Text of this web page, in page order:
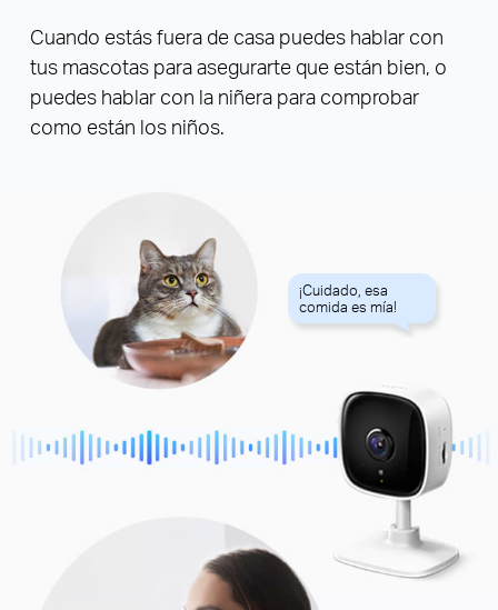
Cuando estás fuera de casa puedes hablar con
tus mascotas para asegurarte que están bien, o
puedes hablar con la niñera para comprobar
como están los niños.
¡Cuidado, esa
comida es mía!